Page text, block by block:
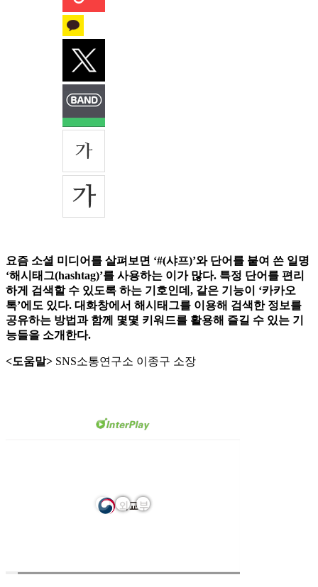
요즘 소셜 미디어를 살펴보면 ‘#(샤프)’와 단어를 붙여 쓴 일명
‘해시태그(hashtag)’를 사용하는 이가 많다. 특정 단어를 편리
하게 검색할 수 있도록 하는 기호인데, 같은 기능이 ‘카카오
톡’에도 있다. 대화창에서 해시태그를 이용해 검색한 정보를
공유하는 방법과 함께 몇몇 키워드를 활용해 즐길 수 있는 기
능들을 소개한다.
<도움말> SNS소통연구소 이종구 소장